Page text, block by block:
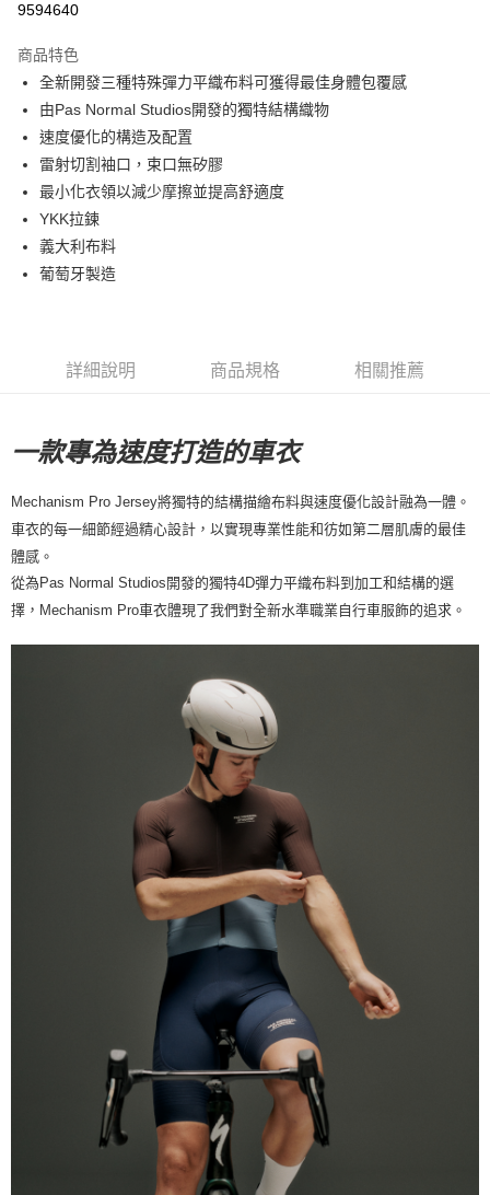
運送方式
全家店到店
每筆NT$80，滿NT$10,000(含以上)免運費
付款後全家取貨
每筆NT$80，滿NT$10,000(含以上)免運費
7-11店到店
每筆NT$80，滿NT$10,000(含以上)免運費
9594640
商品特色
全新開發三種特殊彈力平織布料可獲得最佳身體包覆感
由Pas Normal Studios開發的獨特結構織物
速度優化的構造及配置
雷射切割袖口，束口無矽膠
最小化衣領以減少摩擦並提高舒適度
YKK拉鍊
義大利布料
葡萄牙製造
詳細說明 商品規格 相關推薦
一款專為速度打造的車衣
Mechanism Pro Jersey將獨特的結構描繪布料與速度優化設計融為一體。
車衣的每一細節經過精心設計，以實現專業性能和彷如第二層肌膚的最佳
體感。
從為Pas Normal Studios開發的獨特4D彈力平織布料到加工和結構的選
擇，Mechanism Pro車衣體現了我們對全新水準職業自行車服飾的追求。